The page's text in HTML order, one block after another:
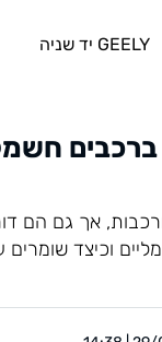
GEELY יד שניה
אך גם הם
וכיצד שומרים